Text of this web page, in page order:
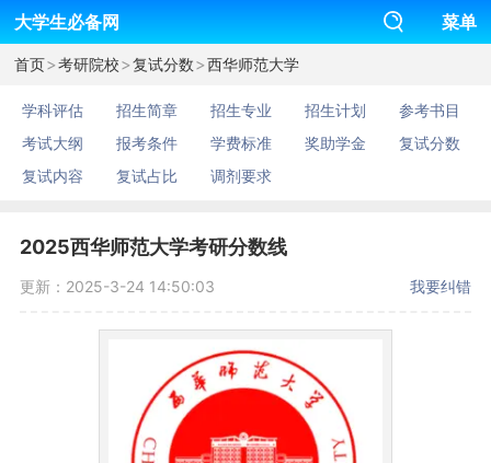
大学生必备网 菜单
首页>考研院校>复试分数>西华师范大学
学科评估 招生简章 招生专业 招生计划
参考书目
考试大纲
报考条件 学费标准 奖助学金
复试分数
复试内容
复试占比 调剂要求
2025西华师范大学考研分数线
更新：2025-3-24 14:50:03 我要纠错